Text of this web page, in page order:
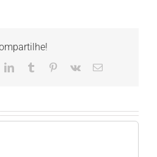
LinkedInTumblr Pinterest
Vk
E-